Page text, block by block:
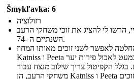
Šmykľavka: 6
רזולוציה
הרשו לי להציג את זוכי משחקי הרעב
השנתיים ה -74.
לאפשר לשני זוכים מאותו המחוז.
Katniss ו Peeta מתיימר כמעט לאכול פירות יער nightlock רעילים כדי לנצח
הקפיטול צריך שילוב מנצח עבור